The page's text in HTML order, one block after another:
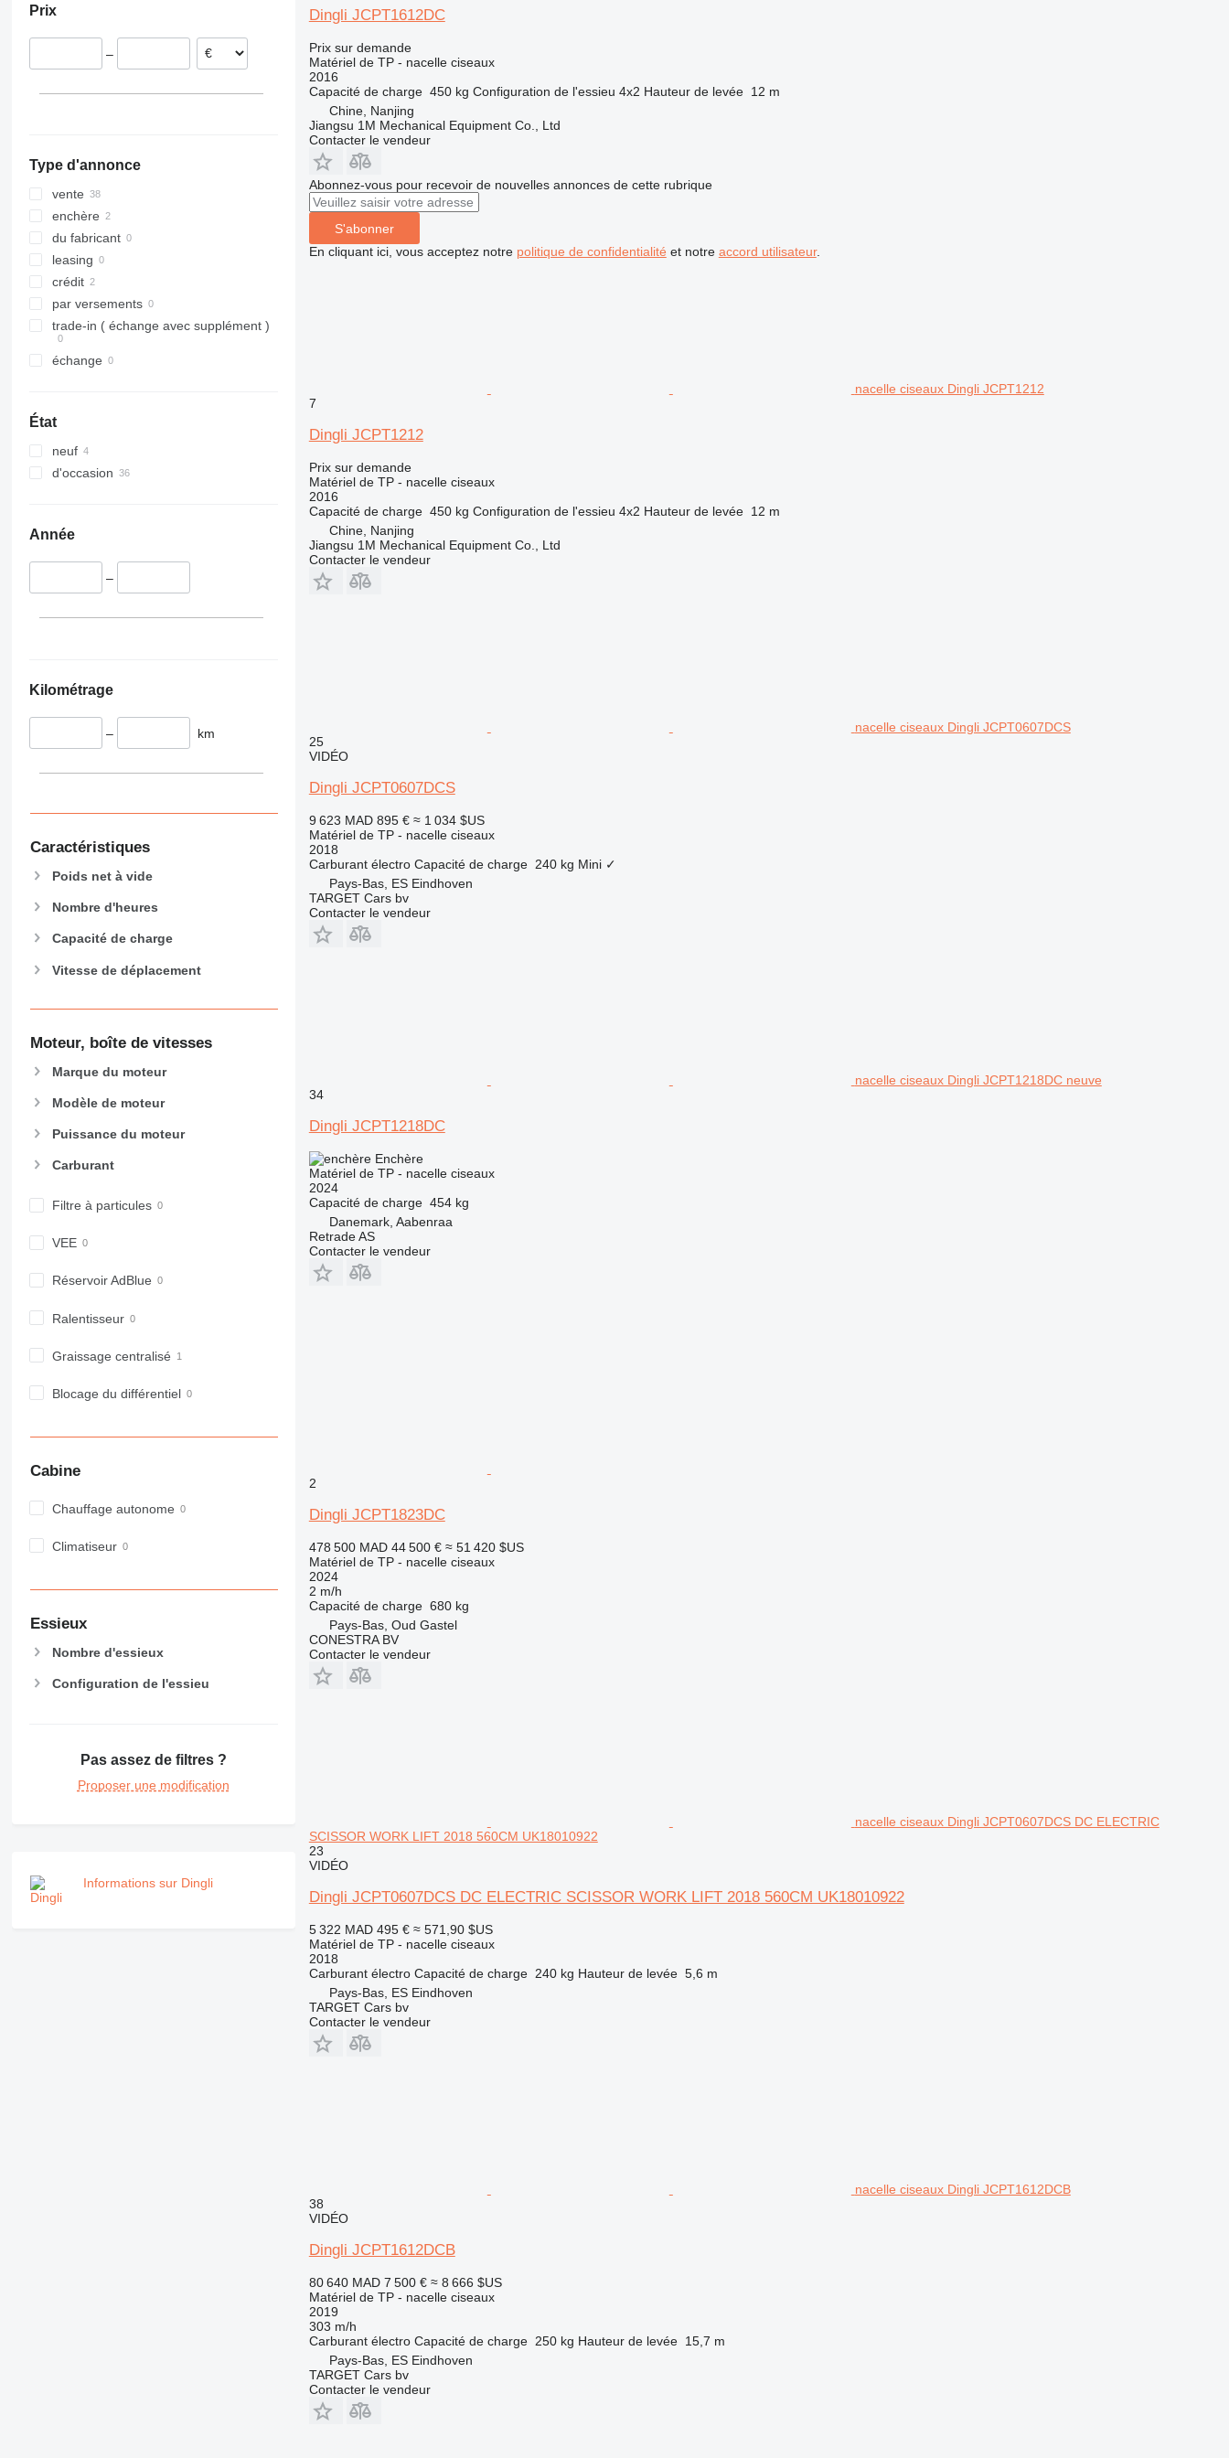
314
320
321
322
323
324
325
326
329
336
350
365
395
416
432
434
908
910
918
924
938
950
962
963
972
980
988
990
AP
CB
E-series
GC
M-series
PM
436
8025
8026
8030
8035
CT
JS
JZ
NXT
TM
3394
R-series
Toucan
XZ
Royaume-Uni
Prix
–
Type d'annonce
vente
enchère
du fabricant
leasing
crédit
par versements
trade-in ( échange avec supplément )
échange
État
neuf
d'occasion
Année
–
Kilométrage
– km
Caractéristiques
Poids net à vide
Nombre d'heures
Capacité de charge
Vitesse de déplacement
Moteur, boîte de vitesses
Marque du moteur
Modèle de moteur
Puissance du moteur
Carburant
Filtre à particules
VEE
Réservoir AdBlue
Ralentisseur
Graissage centralisé
Blocage du différentiel
Cabine
Chauffage autonome
Climatiseur
Essieux
Nombre d'essieux
Configuration de l'essieu
Pas assez de filtres ?
Proposer une modification
Informations sur Dingli
Dingli JCPT1612DC
Prix sur demande
Matériel de TP - nacelle ciseaux
2016
Capacité de charge 450 kg Configuration de l'essieu 4x2 Hauteur de levée 12 m
Chine, Nanjing
Jiangsu 1M Mechanical Equipment Co., Ltd
Contacter le vendeur
Abonnez-vous pour recevoir de nouvelles annonces de cette rubrique
S'abonner
En cliquant ici, vous acceptez notre politique de confidentialité et notre accord utilisateur.
nacelle ciseaux Dingli JCPT1212
7
Dingli JCPT1212
Prix sur demande
Matériel de TP - nacelle ciseaux
2016
Capacité de charge 450 kg Configuration de l'essieu 4x2 Hauteur de levée 12 m
Chine, Nanjing
Jiangsu 1M Mechanical Equipment Co., Ltd
Contacter le vendeur
nacelle ciseaux Dingli JCPT0607DCS
25
VIDÉO
Dingli JCPT0607DCS
9 623 MAD 895 € ≈ 1 034 $US
Matériel de TP - nacelle ciseaux
2018
Carburant électro Capacité de charge 240 kg Mini ✓
Pays-Bas, ES Eindhoven
TARGET Cars bv
Contacter le vendeur
nacelle ciseaux Dingli JCPT1218DC neuve
34
Dingli JCPT1218DC
Enchère
Matériel de TP - nacelle ciseaux
2024
Capacité de charge 454 kg
Danemark, Aabenraa
Retrade AS
Contacter le vendeur
2
Dingli JCPT1823DC
478 500 MAD 44 500 € ≈ 51 420 $US
Matériel de TP - nacelle ciseaux
2024
2 m/h
Capacité de charge 680 kg
Pays-Bas, Oud Gastel
CONESTRA BV
Contacter le vendeur
nacelle ciseaux Dingli JCPT0607DCS DC ELECTRIC
SCISSOR WORK LIFT 2018 560CM UK18010922
23
VIDÉO
Dingli JCPT0607DCS DC ELECTRIC SCISSOR WORK LIFT 2018 560CM UK18010922
5 322 MAD 495 € ≈ 571,90 $US
Matériel de TP - nacelle ciseaux
2018
Carburant électro Capacité de charge 240 kg Hauteur de levée 5,6 m
Pays-Bas, ES Eindhoven
TARGET Cars bv
Contacter le vendeur
nacelle ciseaux Dingli JCPT1612DCB
38
VIDÉO
Dingli JCPT1612DCB
80 640 MAD 7 500 € ≈ 8 666 $US
Matériel de TP - nacelle ciseaux
2019
303 m/h
Carburant électro Capacité de charge 250 kg Hauteur de levée 15,7 m
Pays-Bas, ES Eindhoven
TARGET Cars bv
Contacter le vendeur